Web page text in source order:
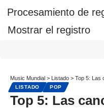
Procesamiento de
Mostrar el registro
Music Mundial > Listado > Top 5: Las
LISTADO POP
Top 5: Las